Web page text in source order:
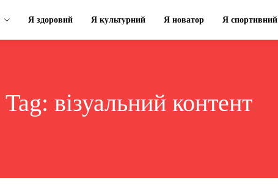
Я здоровий Я культурний Я новатор Я спортивний
Tag: візуальний контент